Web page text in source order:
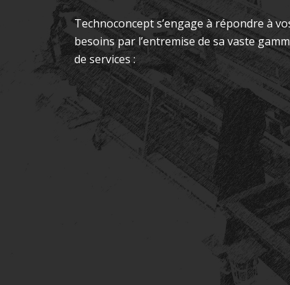
Technoconcept s’engage à répondre à
besoins par l’entremise de sa vaste
de services :